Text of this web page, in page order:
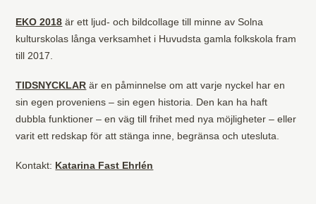
EKO 2018 är ett ljud- och bildcollage till minne av Solna
kulturskolas långa verksamhet i Huvudsta gamla folkskola fram
till 2017.
TIDSNYCKLAR är en påminnelse om att varje nyckel har en
sin egen proveniens – sin egen historia. Den kan ha haft
dubbla funktioner – en väg till frihet med nya möjligheter – eller
varit ett redskap för att stänga inne, begränsa och utesluta.
Kontakt: Katarina Fast Ehrlén